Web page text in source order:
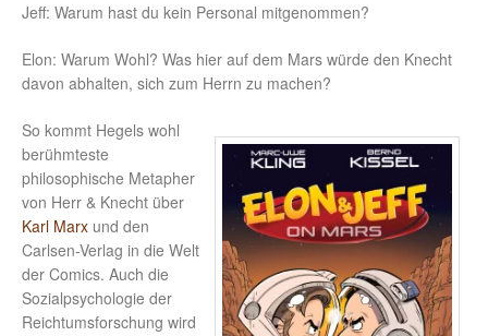
Jeff: Warum hast du kein Personal mitgenommen?
Elon: Warum Wohl? Was hier auf dem Mars würde den Knecht
davon abhalten, sich zum Herrn zu machen?
So kommt Hegels wohl
berühmteste
philosophische Metapher
von Herr & Knecht über
Karl Marx und den
Carlsen-Verlag in die Welt
der Comics. Auch die
Sozialpsychologie der
Reichtumsforschung wird